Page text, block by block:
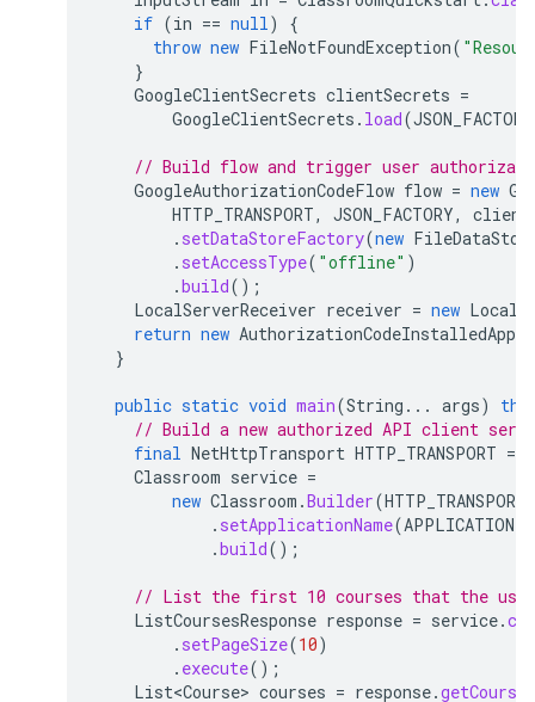
if (in == null)
{
throw new FileNotFoundException(
}
GoogleClientSecrets clientSecrets =
GoogleClientSecrets . load(JSON_FACTORY
// Build flow and trigger user
GoogleAuthorizationCodeFlow flow = new
HTTP_TRANSPORT, JSON_FACTORY,
. setDataStoreFactory(new
. setAccessType( "offline" )
.build();
LocalServerReceiver receiver = new
return new AuthorizationCodeInstalledApp
}
public static void main(String ... args)
// Build a new authorized API client
final NetHttpTransport HTTP_TRANSPORT =
Classroom service =
new Classroom .Builder(HTTP_TRANSPORT
. setApplicationName(
.build();
// List the first 10 courses that the user
ListCoursesResponse response = service.
. setPageSize(10)
. execute();
List<Course> courses = response.getCourses